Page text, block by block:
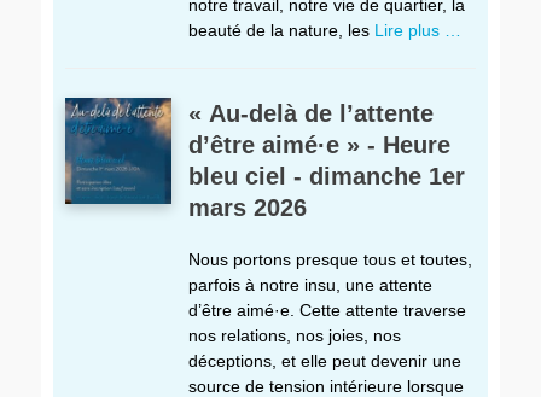
notre travail, notre vie de quartier, la
beauté de la nature, les Lire plus …
« Au-delà de l’attente
d’être aimé·e » - Heure
bleu ciel - dimanche 1er
mars 2026
Nous portons presque tous et toutes,
parfois à notre insu, une attente
d’être aimé·e. Cette attente traverse
nos relations, nos joies, nos
déceptions, et elle peut devenir une
source de tension intérieure lorsque